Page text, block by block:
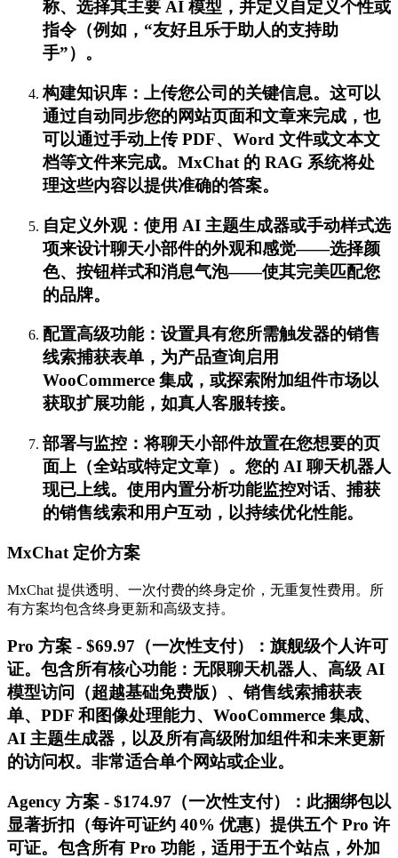
称、选择其主要 AI 模型，并定义自定义个性或
指令（例如，“友好且乐于助人的支持助
手”）。
构建知识库：上传您公司的关键信息。这可以
通过自动同步您的网站页面和文章来完成，也
可以通过手动上传 PDF、Word 文件或文本文
档等文件来完成。MxChat 的 RAG 系统将处
理这些内容以提供准确的答案。
自定义外观：使用 AI 主题生成器或手动样式选
项来设计聊天小部件的外观和感觉——选择颜
色、按钮样式和消息气泡——使其完美匹配您
的品牌。
配置高级功能：设置具有您所需触发器的销售
线索捕获表单，为产品查询启用
WooCommerce 集成，或探索附加组件市场以
获取扩展功能，如真人客服转接。
部署与监控：将聊天小部件放置在您想要的页
面上（全站或特定文章）。您的 AI 聊天机器人
现已上线。使用内置分析功能监控对话、捕获
的销售线索和用户互动，以持续优化性能。
MxChat 定价方案
MxChat 提供透明、一次付费的终身定价，无重复性费用。所
有方案均包含终身更新和高级支持。
Pro 方案 - $69.97（一次性支付）：旗舰级个人许可
证。包含所有核心功能：无限聊天机器人、高级 AI
模型访问（超越基础免费版）、销售线索捕获表
单、PDF 和图像处理能力、WooCommerce 集成、
AI 主题生成器，以及所有高级附加组件和未来更新
的访问权。非常适合单个网站或企业。
Agency 方案 - $174.97（一次性支付）：此捆绑包以
显著折扣（每许可证约 40% 优惠）提供五个 Pro 许
可证。包含所有 Pro 功能，适用于五个站点，外加